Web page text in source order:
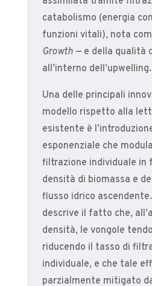
catabolismo (energia
funzioni vitali), nota
Growth— e della qualità
all’interno dell’upwelling.
Una delle principali
modello rispetto alla
esistente è
esponenziale che
filtrazione individuale in
densità di biomassa e
flusso idrico
descrive il fatto che,
densità, le vongole
riducendo il tasso di
individuale, e che tale
parzialmente mitigato